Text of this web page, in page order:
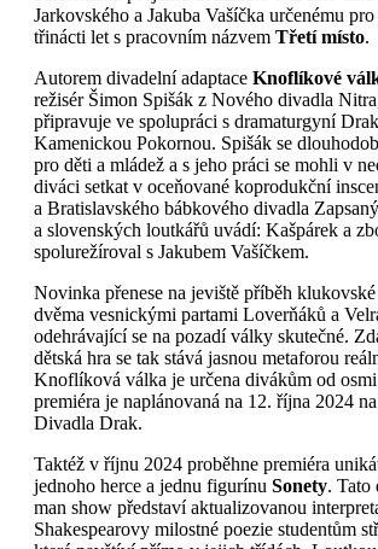
Jarkovského a Jakuba Vašíčka určenému
třinácti let s pracovním názvem Třetí místo.
Autorem divadelní adaptace Knoflíkové
režisér Šimon Spišák z Nového divadla
připravuje ve spolupráci s dramaturgyní
Kamenickou Pokornou. Spišák se
pro děti a mládež a s jeho práci se mohli v
diváci setkat v oceňované koprodukční
a Bratislavského bábkového divadla
a slovenských loutkářů uvádí: Kašpárek a
spolurežíroval s Jakubem Vašíčkem.
Novinka přenese na jeviště příběh
dvěma vesnickými partami Loverňáků a
odehrávající se na pozadí války skutečné.
dětská hra se tak stává jasnou metaforou
Knoflíková válka je určena divákům od
premiéra je naplánovaná na 12. října 2024
Divadla Drak.
Taktéž v říjnu 2024 proběhne premiéra
jednoho herce a jednu figurínu Sonety. Tato
man show představí aktualizovanou
Shakespearovy milostné poezie studentům